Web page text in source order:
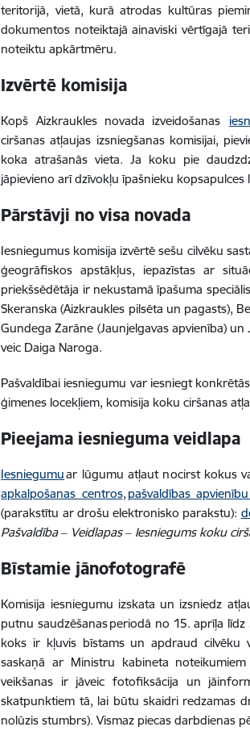
teritorijā, vietā, kurā atrodas kultūras
dokumentos noteiktajā ainaviski vērtīgajā
noteiktu apkārtmēru.
Izvērtē komisija
Kopš Aizkraukles novada izveidošanas
ciršanas atļaujas izsniegšanas komisijai,
koka atrašanās vieta. Ja koku pie
jāpievieno arī dzīvokļu īpašnieku kopsapulces
Pārstāvji no visa novada
Iesniegumus komisija izvērtē sešu cilvēku
ģeogrāfiskos apstākļus, iepazīstas ar
priekšsēdētāja ir nekustamā īpašuma
Skeranska (Aizkraukles pilsēta un pagasts),
Gundega Zarāne (Jaunjelgavas apvienība)
veic Daiga Naroga.
Pašvaldībai iesniegumu var iesniegt
ģimenes locekļiem, komisija koku ciršanas
Pieejama iesnieguma veidlapa
Iesniegumuar lūgumu atļaut nocirst kokus
apkalpošanas centros, pašvaldības
(parakstītu ar drošu elektronisko parakstu):
Pašvaldība ‒ Veidlapas ‒ Iesniegums koku
Bīstamie jānofotografē
Komisija iesniegumu izskata un izsniedz
putnu saudzēšanas periodā no 15. aprīļa
koks ir kļuvis bīstams un apdraud cilvēku
saskaņā ar Ministru kabineta
veikšanas ir jāveic fotofiksācija un
skatpunktiem tā, lai būtu skaidri redzamas
nolūzis stumbrs). Vismaz piecas darbdienas